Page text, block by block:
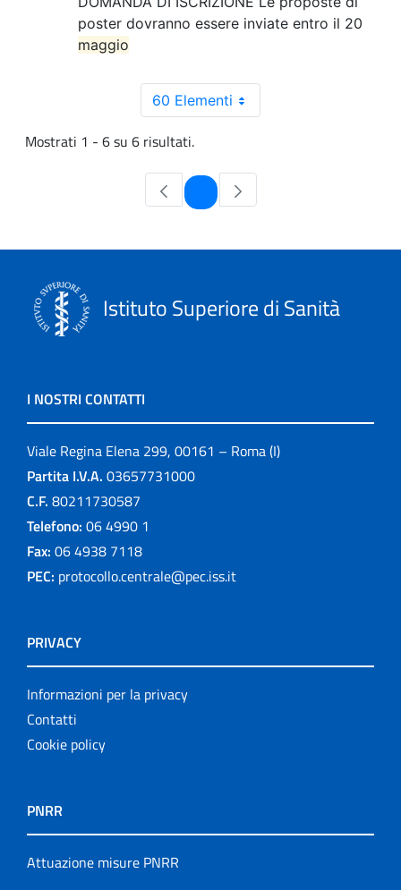
poster dovranno essere inviate entro il 20
maggio
60 Elementi
Mostrati 1 - 6 su 6 risultati.
Pagina
Istituto Superiore di Sanità
I NOSTRI CONTATTI
Viale Regina Elena 299, 00161 – Roma (I)
Partita I.V.A. 03657731000
C.F. 80211730587
Telefono: 06 4990 1
Fax: 06 4938 7118
PEC: protocollo.centrale@pec.iss.it
PRIVACY
Informazioni per la privacy
Contatti
Cookie policy
PNRR
Attuazione misure PNRR